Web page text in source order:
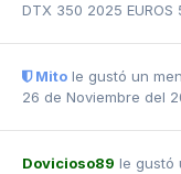
DTX 350 2025 EUROS
Mito le gustó un
26 de Noviembre del
Dovicioso89 le gustó